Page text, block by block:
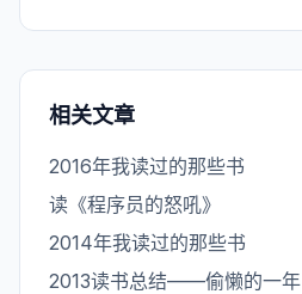
相关文章
2016年我读过的那些书
读《程序员的怒吼》
2014年我读过的那些书
2013读书总结——偷懒的一年